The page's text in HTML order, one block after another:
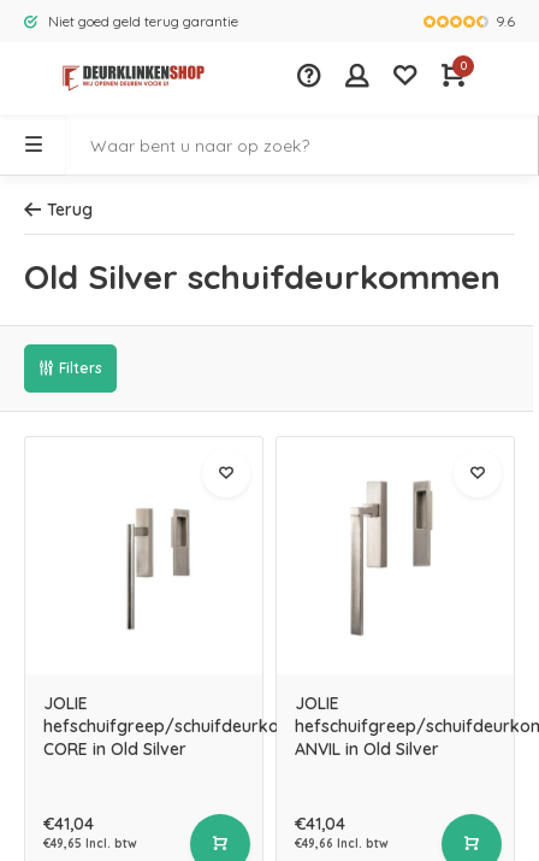
Niet goed geld terug garantie Grootste
9.6
0
Terug
Old Silver schuifdeurkommen
Filters
JOLIE
hefschuifgreep/schuifdeurkom
CORE in Old Silver
€41,04
€49,65 Incl. btw
JOLIE
hefschuifgreep/
ANVIL in Old Silver
€41,04
€49,66 Incl. btw